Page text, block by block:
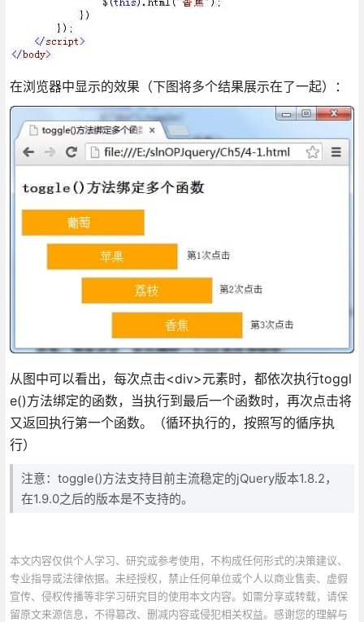
在浏览器中显示的效果（下图将多个结果展示在了一起）：
从图中可以看出，每次点击<div>元素时，都依次执行toggl
e()方法绑定的函数，当执行到最后一个函数时，再次点击将
又返回执行第一个函数。（循环执行的，按照写的循序执
行）
注意：toggle()方法支持目前主流稳定的jQuery版本1.8.2，
在1.9.0之后的版本是不支持的。
本文内容仅供个人学习、研究或参考使用，不构成任何形式的决策建议、
专业指导或法律依据。未经授权，禁止任何单位或个人以商业售卖、虚假
宣传、侵权传播等非学习研究目的使用本文内容。如需分享或转载，请保
留原文来源信息，不得篡改、删减内容或侵犯相关权益。感谢您的理解与